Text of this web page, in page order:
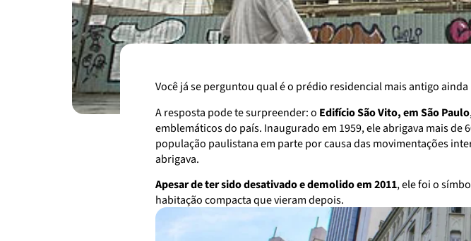
Você já se perguntou qual é o prédio residencial mais antigo
A resposta pode te surpreender: o Edifício São Vito, em São Paulo
emblemáticos do país. Inaugurado em 1959, ele abrigava mais
população paulistana em parte por causa das movimentações
abrigava.
Apesar de ter sido desativado e demolido em 2011, ele foi o
habitação compacta que vieram depois.